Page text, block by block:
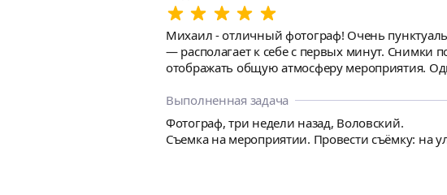
Михаил - отличный фотограф! Очень
— располагает к себе с первых минут.
отображать общую атмосферу мероприятия.
Выполненная задача
Фотограф, три недели назад, Воловский.
Съемка на мероприятии. Провести съёмку: на